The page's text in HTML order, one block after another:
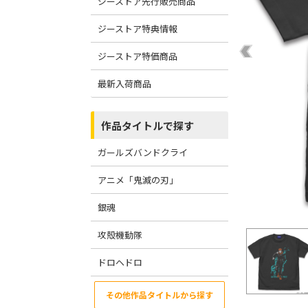
ジーストア特典情報
ジーストア特価商品
最新入荷商品
作品タイトルで探す
ガールズバンドクライ
アニメ「鬼滅の刃」
銀魂
攻殻機動隊
ドロヘドロ
その他作品タイトルから探す